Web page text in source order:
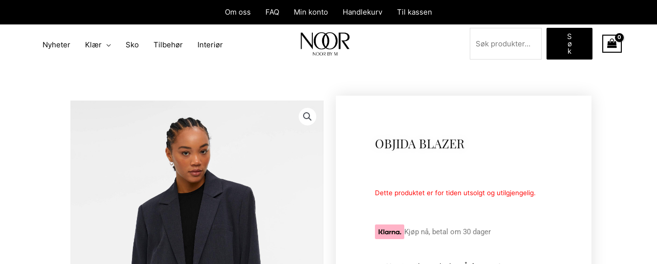
Om oss FAQ Min konto Handlekurv Til kassen
Nyheter Klær Sko Tilbehør Interiør
Søk
S
ø
k
OBJIDA BLAZER
Dette produktet er for tiden utsolgt og utilgjengelig.
Kjøp nå, betal om 30 dager